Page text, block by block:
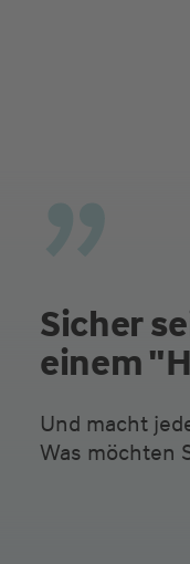
Sicher
einem
Und macht
Was möchten